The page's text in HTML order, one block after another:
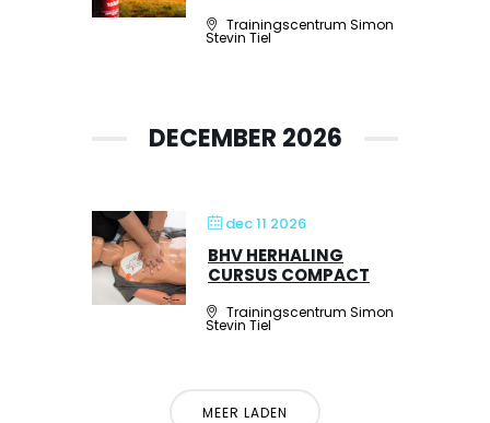
Trainingscentrum Simon
Stevin Tiel
DECEMBER 2026
dec 11 2026
BHV HERHALING
CURSUS COMPACT
Trainingscentrum Simon
Stevin Tiel
MEER LADEN